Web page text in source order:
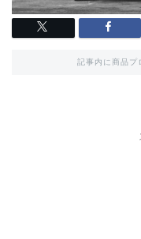
記事内に商品プ